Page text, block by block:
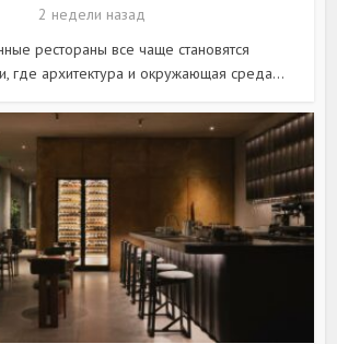
2 недели назад
рестораны все чаще становятся
где архитектура и окружающая среда...